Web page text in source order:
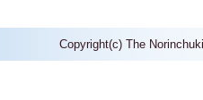
Copyright(c) The